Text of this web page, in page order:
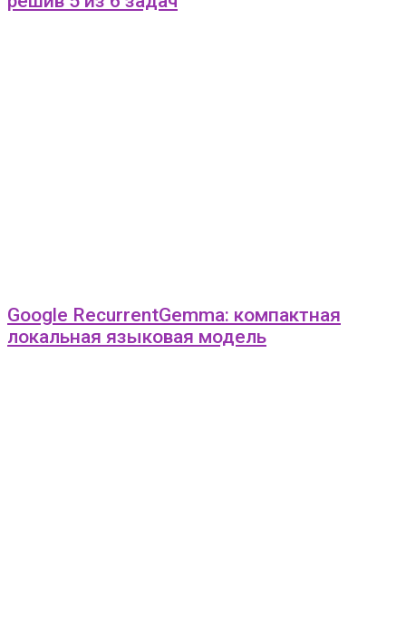
Google RecurrentGemma: компактная
локальная языковая модель